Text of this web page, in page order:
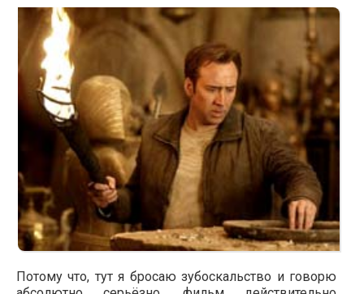
Потому что, тут я бросаю зубоскальство и говорю